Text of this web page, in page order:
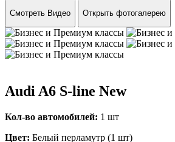
Смотреть Видео Открыть фотогалерею
Audi A6 S-line New
Кол-во автомобилей: 1 шт
Цвет: Белый перламутр (1 шт)